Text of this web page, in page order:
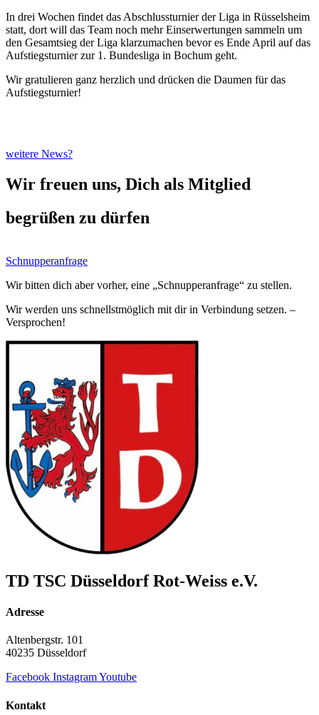
In drei Wochen findet das Abschlussturnier der Liga in Rüsselsheim
statt, dort will das Team noch mehr Einserwertungen sammeln um
den Gesamtsieg der Liga klarzumachen bevor es Ende April auf das
Aufstiegsturnier zur 1. Bundesliga in Bochum geht.
Wir gratulieren ganz herzlich und drücken die Daumen für das
Aufstiegsturnier!
weitere News?
Wir freuen uns, Dich als Mitglied
begrüßen zu dürfen
Schnupperanfrage
Wir bitten dich aber vorher, eine „Schnupperanfrage“ zu stellen.
Wir werden uns schnellstmöglich mit dir in Verbindung setzen. –
Versprochen!
TD TSC Düsseldorf Rot-Weiss e.V.
Adresse
Altenbergstr. 101
40235 Düsseldorf
Facebook InstagramYoutube
Kontakt